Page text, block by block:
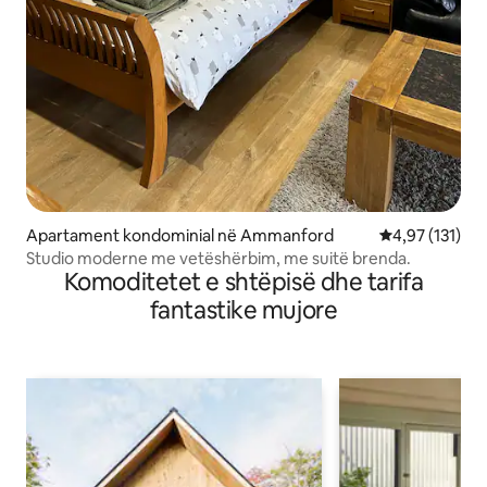
Apartament kondominial në Ammanford Vlerësimi
4,97 (131)
Studio moderne me vetëshërbim, me suitë brenda.
Komoditetet e shtëpisë dhe tarifa
fantastike mujore